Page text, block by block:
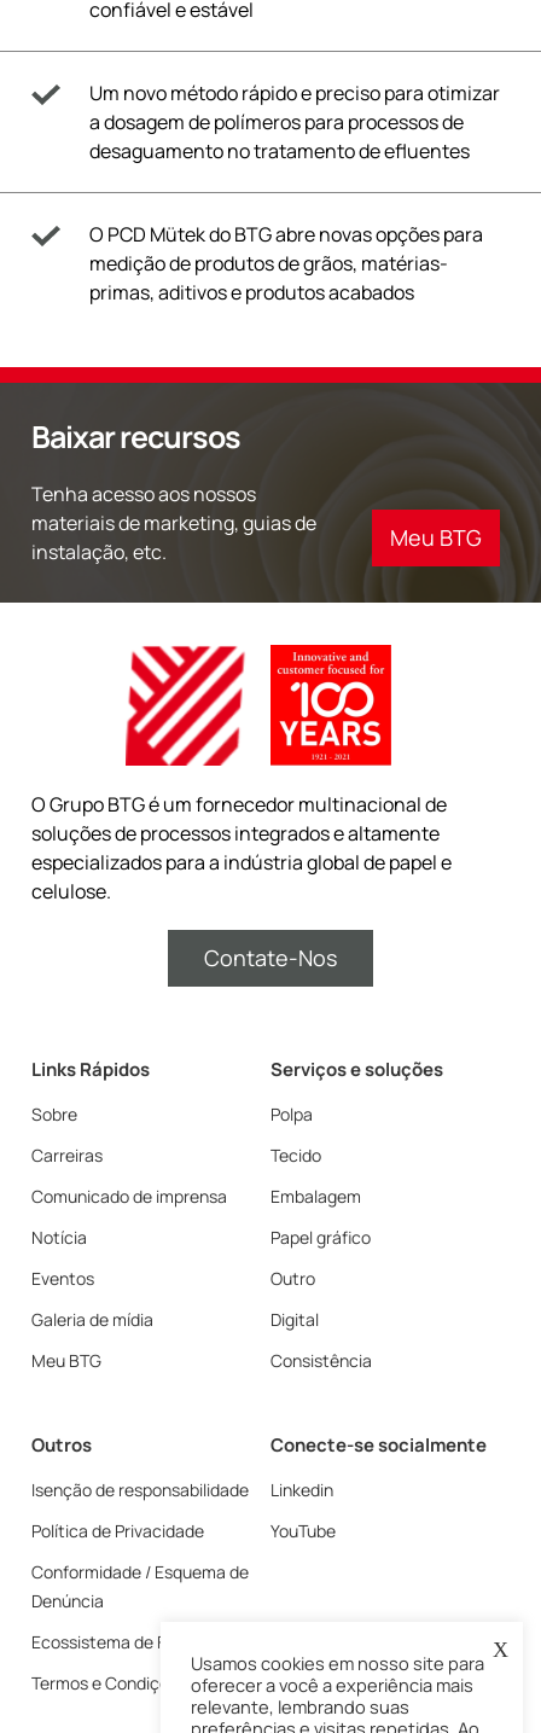
confiável e estável
Um novo método rápido e preciso para otimizar
a dosagem de polímeros para processos de
desaguamento no tratamento de efluentes
O PCD Mütek do BTG abre novas opções para
medição de produtos de grãos, matérias-
primas, aditivos e produtos acabados
Baixar recursos
Tenha acesso aos nossos
materiais de marketing, guias de
instalação, etc.
Meu BTG
O Grupo BTG é um fornecedor multinacional de
soluções de processos integrados e altamente
especializados para a indústria global de papel e
celulose.
Contate-Nos
Links Rápidos
Sobre
Carreiras
Comunicado de imprensa
Notícia
Eventos
Galeria de mídia
Meu BTG
Serviços e soluções
Polpa
Tecido
Embalagem
Papel gráfico
Outro
Digital
Consistência
Outros
Isenção de responsabilidade
Política de Privacidade
Conformidade / Esquema de
Denúncia
Ecossistema de Fornecedores
Termos e Condições
Conecte-se socialmente
Linkedin
YouTube
X
Usamos cookies em nosso site para
oferecer a você a experiência mais
relevante, lembrando suas
preferências e visitas repetidas. Ao